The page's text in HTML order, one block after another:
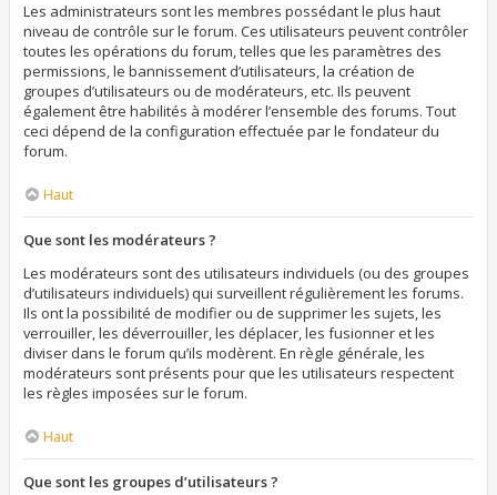
Les administrateurs sont les membres possédant le plus haut
niveau de contrôle sur le forum. Ces utilisateurs peuvent contrôler
toutes les opérations du forum, telles que les paramètres des
permissions, le bannissement d’utilisateurs, la création de
groupes d’utilisateurs ou de modérateurs, etc. Ils peuvent
également être habilités à modérer l’ensemble des forums. Tout
ceci dépend de la configuration effectuée par le fondateur du
forum.
Haut
Que sont les modérateurs ?
Les modérateurs sont des utilisateurs individuels (ou des groupes
d’utilisateurs individuels) qui surveillent régulièrement les forums.
Ils ont la possibilité de modifier ou de supprimer les sujets, les
verrouiller, les déverrouiller, les déplacer, les fusionner et les
diviser dans le forum qu’ils modèrent. En règle générale, les
modérateurs sont présents pour que les utilisateurs respectent
les règles imposées sur le forum.
Haut
Que sont les groupes d’utilisateurs ?